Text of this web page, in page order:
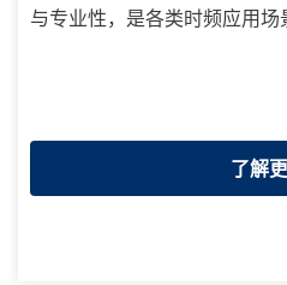
与专业性，是各类时频应用场
了解